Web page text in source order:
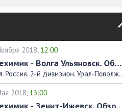
2018, 12:00
Нефтехимик - Волга Ульяновск. Обзор матча
Футбол. Россия.
2018, 13:00